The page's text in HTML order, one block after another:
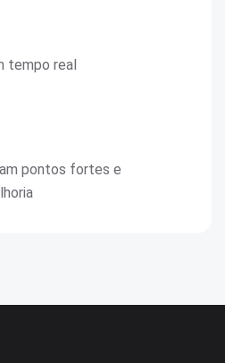
tempo real
pontos fortes e